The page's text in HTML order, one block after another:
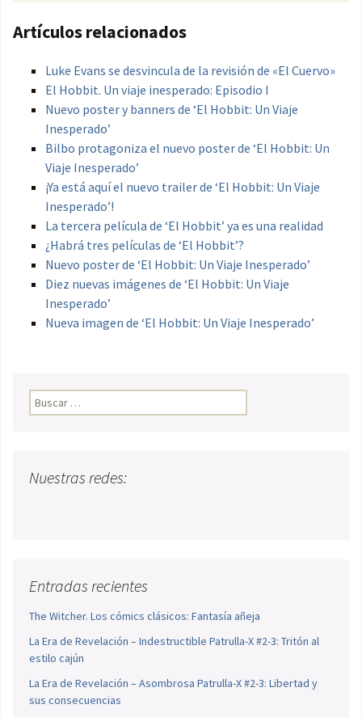
Artículos relacionados
Luke Evans se desvincula de la revisión de «El Cuervo»
El Hobbit. Un viaje inesperado: Episodio I
Nuevo poster y banners de ‘El Hobbit: Un Viaje
Inesperado’
Bilbo protagoniza el nuevo poster de ‘El Hobbit: Un
Viaje Inesperado’
¡Ya está aquí el nuevo trailer de ‘El Hobbit: Un Viaje
Inesperado’!
La tercera película de ‘El Hobbit’ ya es una realidad
¿Habrá tres películas de ‘El Hobbit’?
Nuevo poster de ‘El Hobbit: Un Viaje Inesperado’
Diez nuevas imágenes de ‘El Hobbit: Un Viaje
Inesperado’
Nueva imagen de ‘El Hobbit: Un Viaje Inesperado’
Buscar:
Nuestras redes:
Entradas recientes
The Witcher. Los cómics clásicos: Fantasía añeja
La Era de Revelación – Indestructible Patrulla-X #2-3: Tritón al
estilo cajún
La Era de Revelación – Asombrosa Patrulla-X #2-3: Libertad y
sus consecuencias